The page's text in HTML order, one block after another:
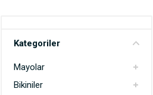
Tunikli Mayolar
Mayokiniler
Pareo
Kategoriler
Mayolar
Bikiniler